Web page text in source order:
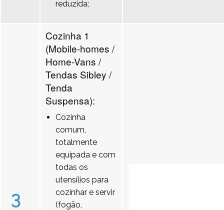
reduzida;
3
Cozinha 1
(Mobile-homes /
Home-Vans /
Tendas Sibley /
Tenda
Suspensa):
Cozinha
comum,
totalmente
equipada e com
todas os
utensílios para
cozinhar e servir
(fogão,